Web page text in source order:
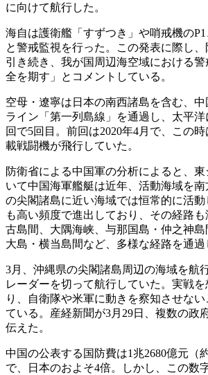
に向けて航行した。
海自は護衛艦「すずつき」や哨戒機の
と警戒監視を行った。この発表に際し
引き続き、我が国周辺海空域における
全を期す」とコメントしている。
空母・遼寧は日本の南西諸島を含む、
ライン「第一列島線」を通過し、太平
回で5回目。前回は2020年4月で、この
載戦闘機が飛行していた。
防衛省による中国軍の分析によると、
いて中国海軍艦艇は近年、活動海域を
の尖閣諸島に近い海域では恒常的に活
も高い頻度で進出しており、その経路
古島間、大隅海峡、与那国島・仲之神
大島・横当島間など、多様な経路を通過
3月、沖縄県の尖閣諸島周辺の海域を航
レーダーを切って航行していた。実戦
り、自衛隊や米軍に動きを察知させな
ている。産経新聞が3月29日、複数の政
伝えた。
中国の公表する国防費は1兆2680億元（
で、日本のおよそ4倍。しかし、この数